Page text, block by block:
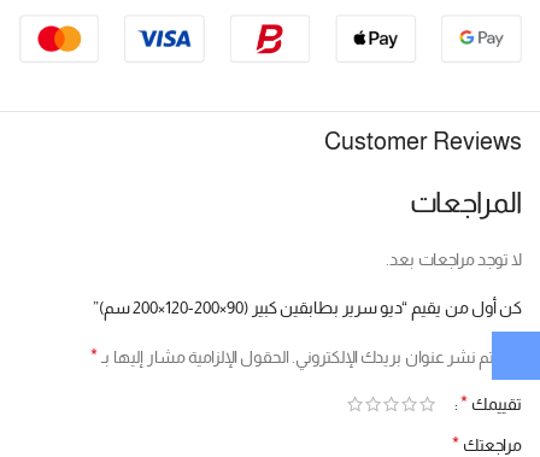
Customer Reviews
المراجعات
لا توجد مراجعات بعد.
كن أول من يقيم “ديو سرير بطابقين كبير (90×200-120×200 سم)”
لن يتم نشر عنوان بريدك الإلكتروني. الحقول الإلزامية مشار إليها بـ*
تقييمك *
مراجعتك *